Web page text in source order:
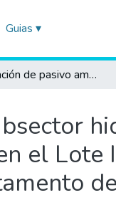
Guias ▾
Identificación de pasivo ambiental del subsector hidrocarburos con código de Ficha OEFA F00930, ubicado en el Lote I, en el distrito de Pariñas de la provincia Talara del departamento de Piura
el